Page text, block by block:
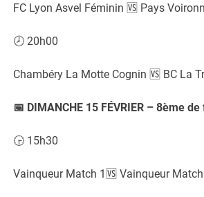
FC Lyon Asvel Féminin 🆚 Pays
🕗 20h00
Chambéry La Motte Cognin 🆚 BC La
📅 DIMANCHE 15 FÉVRIER – 8ème
🕞 15h30
Vainqueur Match 1🆚 Vainqueur